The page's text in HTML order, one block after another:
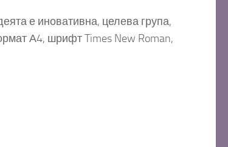
е иновативна, целева група,
А4, шрифт Times New Roman,